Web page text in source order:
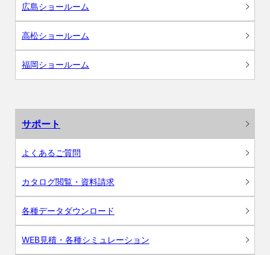
広島ショールーム
高松ショールーム
福岡ショールーム
サポート
よくあるご質問
カタログ閲覧・資料請求
各種データダウンロード
WEB見積・各種シミュレーション